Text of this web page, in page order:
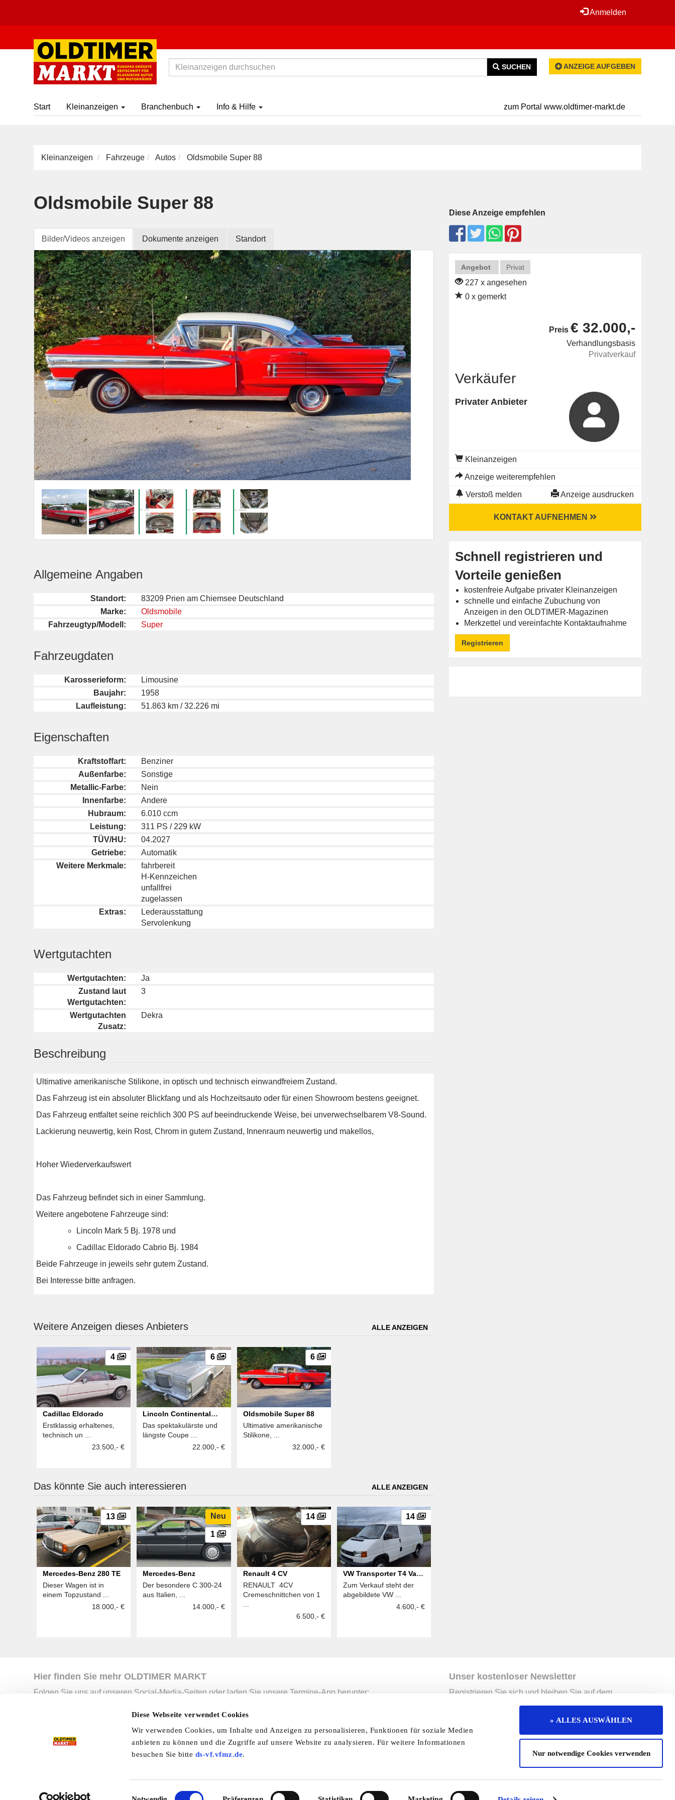
Diese Webseite verwendet Cookies
Wir verwenden Cookies, um Inhalte und Anzeigen zu personalisieren, Funktionen für soziale Medien
anbieten zu können und die Zugriffe auf unsere Website zu analysieren. Für weitere Informationen
besuchen Sie bitte ds-vf.vfmz.de.
Einwilligungsauswahl
» ALLES AUSWÄHLEN
Nur notwendige Cookies verwenden
Anmelden
SUCHEN ANZEIGE AUFGEBEN
Start Kleinanzeigen Branchenbuch Info & Hilfe zum Portal www.oldtimer-markt.de
Kleinanzeigen Fahrzeuge Autos Oldsmobile Super 88
Oldsmobile Super 88
Bilder/Videos anzeigen Dokumente anzeigen Standort
Allgemeine Angaben
Standort:
83209 Prien am Chiemsee Deutschland
Marke:
Oldsmobile
Fahrzeugtyp/Modell:
Super
Fahrzeugdaten
Karosserieform:
Limousine
Baujahr:
1958
Laufleistung:
51.863 km / 32.226 mi
Eigenschaften
Kraftstoffart:
Benziner
Außenfarbe:
Sonstige
Metallic-Farbe:
Nein
Innenfarbe:
Andere
Hubraum:
6.010 ccm
Leistung:
311 PS / 229 kW
TÜV/HU:
04.2027
Getriebe:
Automatik
Weitere Merkmale:
fahrbereit
H-Kennzeichen
unfallfrei
zugelassen
Extras:
Lederausstattung
Servolenkung
Wertgutachten
Wertgutachten:
Ja
Zustand laut
Wertgutachten:
3
Wertgutachten
Zusatz:
Dekra
Beschreibung
Ultimative amerikanische Stilikone, in optisch und technisch einwandfreiem Zustand.
Das Fahrzeug ist ein absoluter Blickfang und als Hochzeitsauto oder für einen Showroom bestens geeignet.
Das Fahrzeug entfaltet seine reichlich 300 PS auf beeindruckende Weise, bei unverwechselbarem V8-Sound.
Lackierung neuwertig, kein Rost, Chrom in gutem Zustand, Innenraum neuwertig und makellos,
Hoher Wiederverkaufswert
Das Fahrzeug befindet sich in einer Sammlung.
Weitere angebotene Fahrzeuge sind:
Lincoln Mark 5 Bj. 1978 und
Cadillac Eldorado Cabrio Bj. 1984
Beide Fahrzeuge in jeweils sehr gutem Zustand.
Bei Interesse bitte anfragen.
Weitere Anzeigen dieses Anbieters ALLE ANZEIGEN
4
Cadillac Eldorado
Erstklassig erhaltenes,
technisch un ...
23.500,- €
6
Lincoln Continental
Mark V Cartier Edition
Das spektakulärste und
längste Coupe ...
22.000,- €
6
Oldsmobile Super 88
Ultimative amerikanische
Stilikone, ...
32.000,- €
Das könnte Sie auch interessieren ALLE ANZEIGEN
13
Mercedes-Benz 280 TE
Dieser Wagen ist in
einem Topzustand ...
18.000,- €
Neu
1
Mercedes-Benz
Der besondere C 300-24
aus Italien, ...
14.000,- €
14
Renault 4 CV
RENAULT 4CV
Cremeschnittchen von 1
6.500,- €
14
VW Transporter T4 Van
Bus
Zum Verkauf steht der
abgebildete VW ...
4.600,- €
Diese Anzeige empfehlen
Angebot Privat
227 x angesehen
0 x gemerkt
Preis € 32.000,-
Verhandlungsbasis
Privatverkauf
Verkäufer
Privater Anbieter
Kleinanzeigen
Anzeige weiterempfehlen
Verstoß melden Anzeige ausdrucken
KONTAKT AUFNEHMEN
Schnell registrieren und
Vorteile genießen
kostenfreie Aufgabe privater Kleinanzeigen
schnelle und einfache Zubuchung von
Anzeigen in den OLDTIMER-Magazinen
Merkzettel und vereinfachte Kontaktaufnahme
Registrieren
Hier finden Sie mehr OLDTIMER MARKT
Folgen Sie uns auf unseren Social-Media-Seiten oder laden Sie unsere Termine-App herunter:
Unser kostenloser Newsletter
Registrieren Sie sich und bleiben Sie auf dem
Preisliste Erscheinungskalender Info & Hilfe AGB Datenschutzerklärung Widerruf
Redaktionelle Seite Cookies
© 2026 by oldtimer-markt.de. Alle Rechte vorbehalten